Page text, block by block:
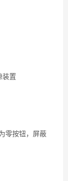
装置
零按钮，屏蔽